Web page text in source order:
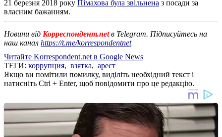
21 березня 2018 року Пімахова була звільнена з посади за
власним бажанням.
Новини від Корреспондент.netв Telegram. Підписуйтесь на
наш канал https://t.me/korrespondentnet
Читайте Korrespondent.net в Google News
ТЕГИ: коррупция, взятка, арест
Якщо ви помітили помилку, виділіть необхідний текст і
натисніть Ctrl + Enter, щоб повідомити про це редакцію.